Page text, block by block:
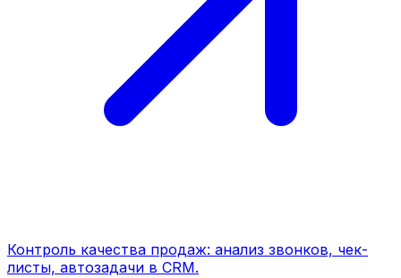
Контроль качества продаж: анализ звонков, чек-
листы, автозадачи в CRM.